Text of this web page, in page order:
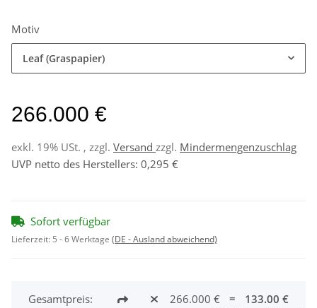
Motiv
Leaf (Graspapier)
266.000 €
exkl. 19% USt. , zzgl. Versand zzgl. Mindermengenzuschlag
UVP netto des Herstellers: 0,295 €
Sofort verfügbar
Lieferzeit: 5 - 6 Werktage (DE - Ausland abweichend)
Gesamtpreis: 266.000 € = 133.00 €